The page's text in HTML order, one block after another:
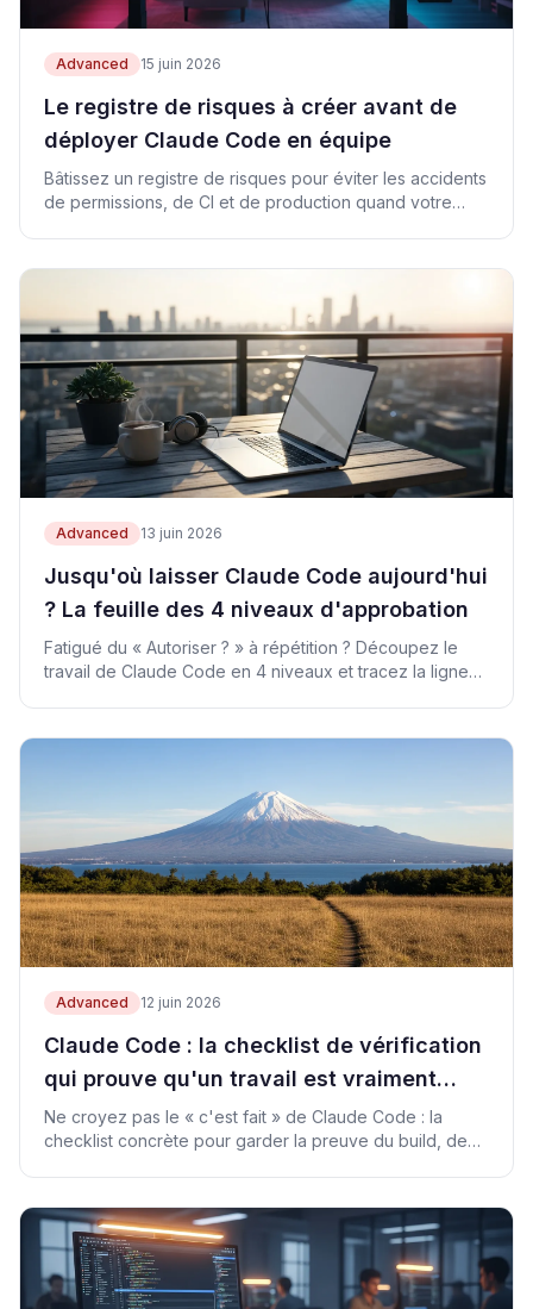
Advanced 15 juin 2026
Le registre de risques à créer avant de
déployer Claude Code en équipe
Bâtissez un registre de risques pour éviter les accidents
de permissions, de CI et de production quand votre
Advanced 13 juin 2026
Jusqu'où laisser Claude Code aujourd'hui
? La feuille des 4 niveaux d'approbation
Fatigué du « Autoriser ? » à répétition ? Découpez le
travail de Claude Code en 4 niveaux et tracez la ligne
Advanced 12 juin 2026
Claude Code : la checklist de vérification
qui prouve qu'un travail est vraiment
terminé
Ne croyez pas le « c'est fait » de Claude Code : la
checklist concrète pour garder la preuve du build, de